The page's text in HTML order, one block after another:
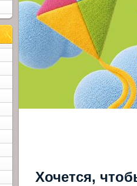
Хочется,